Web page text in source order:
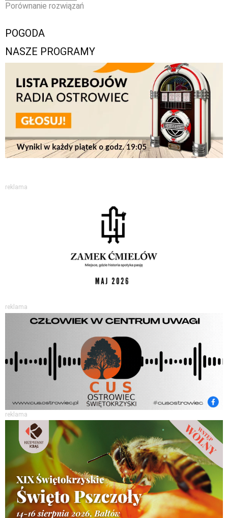
Porównanie rozwiązań
POGODA
NASZE PROGRAMY
reklama
reklama
reklama